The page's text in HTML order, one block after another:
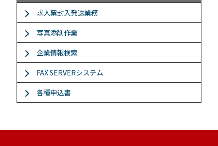
求人票封入発送業務
写真添削作業
企業情報検索
FAX SERVERシステム
各種申込書